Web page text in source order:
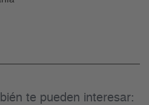
te pueden interesar: